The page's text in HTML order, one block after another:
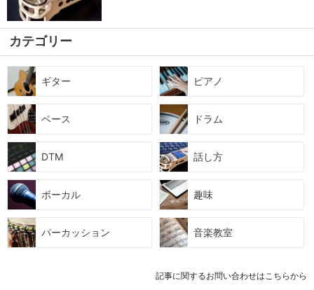
カテゴリー
ギター ピアノ
ベース ドラム
DTM 話し方
ボーカル 趣味
パーカッション 音楽教室
記事に関するお問い合わせはこちらから